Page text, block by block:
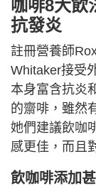
咖啡8大飲
抗發炎
註冊營養師
Whitaker接受
本身富含抗炎
的齋啡，雖然
她們建議飲咖
感更佳，而且
飲咖啡添加